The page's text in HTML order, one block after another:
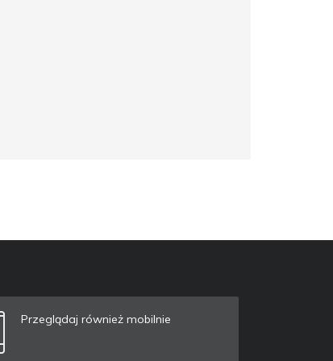
Przeglądaj również mobilnie